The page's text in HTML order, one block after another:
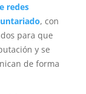
redes
, con
para que
y se
de forma